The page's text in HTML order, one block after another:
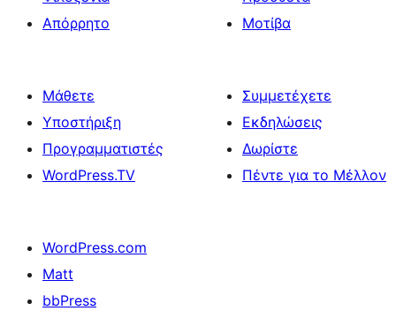
Απόρρητο
Μοτίβα
Μάθετε
Υποστήριξη
Προγραμματιστές
WordPress.TV
Συμμετέχετε
Εκδηλώσεις
Δωρίστε
Πέντε για το Μέλλον
WordPress.com
Matt
bbPress